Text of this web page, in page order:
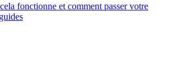
fonctionne et comment passer votre